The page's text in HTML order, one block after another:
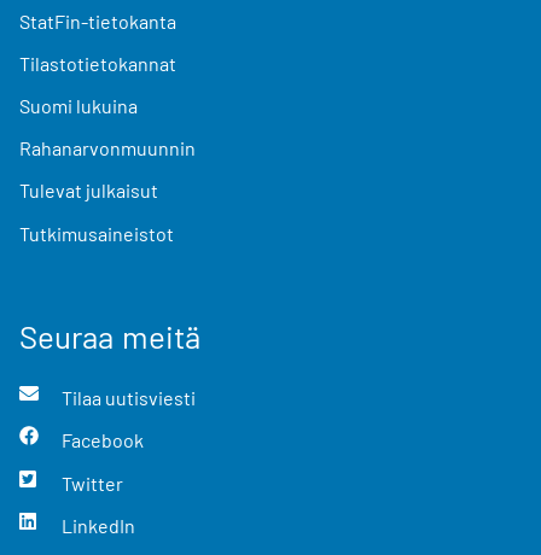
StatFin-tietokanta
Tilastotietokannat
Suomi lukuina
Rahanarvonmuunnin
Tulevat julkaisut
Tutkimusaineistot
Seuraa meitä
Tilaa uutisviesti
Facebook
Twitter
LinkedIn